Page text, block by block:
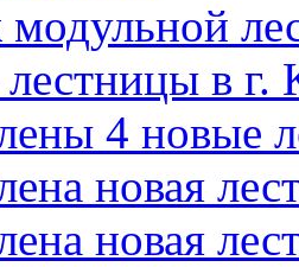
в г.
4 новые
новая
новая